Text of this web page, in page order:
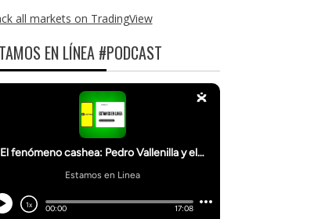
all markets on TradingView
EN LÍNEA #PODCAST